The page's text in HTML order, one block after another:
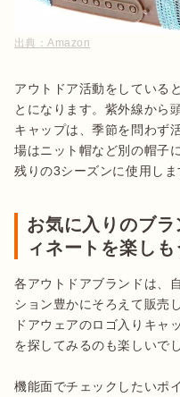
出典：Amazon
アウトドア活動をしている
とになります。紫外線から
キャップは、季節を問わず
場はニット帽など別の帽子
残りの3シーズンに使用しま
お気に入りのブ
ィネートを楽しも
各アウトドアブランドは、
ション豊かにそろえて販売
ドアウェアのロゴ入りキャ
を探してみるのも楽しいで
機能面でチェックしたいポ